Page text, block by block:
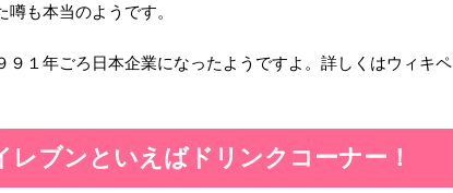
も本当のようです。
９１年ごろ日本企業になったようですよ。詳しくはウィキペ
ブンといえばドリンクコーナー！